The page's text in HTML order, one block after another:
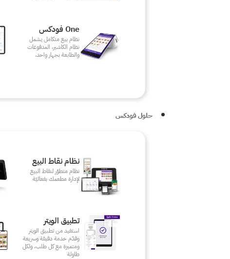
One فودكس
نظام بيع متكامل يشمل
نظام الكاشير، المدفوعات
والطابعة بجهاز واحد.
حلول فودكس
نظام نقاط البيع
نظام متطوّر لنقاط البيع
لإدارة مطعمك بفعاليّة
تطبيق الويتر
استفيد من تطبيق الويتر
وقدّم خدمة دقيقة وسريعة
ومتميزة مع كل طلب، ولكل
طاولة